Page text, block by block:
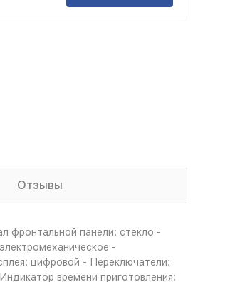
Отзывы
фронтальной панели: стекло -
-
цифровой - Переключатели:
времени приготовления: